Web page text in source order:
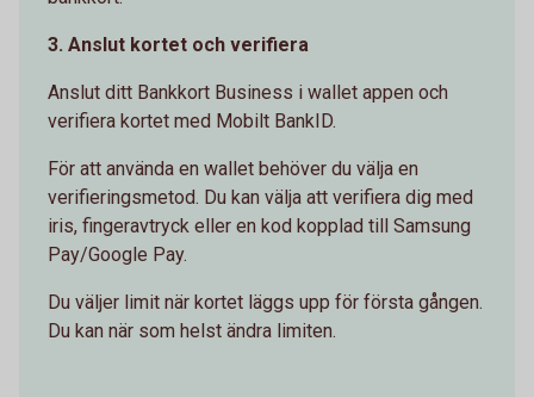
3. Anslut kortet och verifiera
Anslut ditt Bankkort Business i wallet appen och
verifiera kortet med Mobilt BankID.
För att använda en wallet behöver du välja en
verifieringsmetod. Du kan välja att verifiera dig med
iris, fingeravtryck eller en kod kopplad till Samsung
Pay/Google Pay.
Du väljer limit när kortet läggs upp för första gången.
Du kan när som helst ändra limiten.